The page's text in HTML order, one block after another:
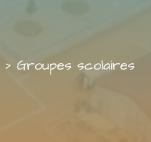
> Groupes scolaires